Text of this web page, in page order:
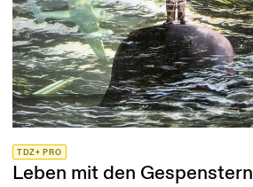
TDZ+ PRO
Leben mit den Gespenstern